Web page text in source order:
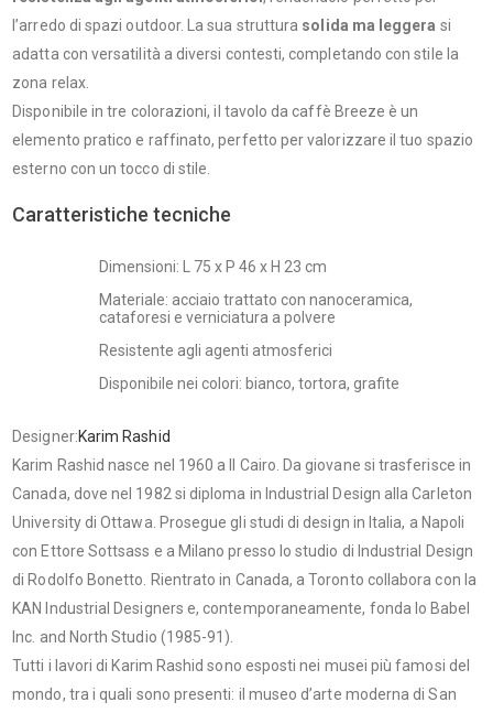
l’arredo di spazi outdoor. La sua struttura solida ma leggera si
adatta con versatilità a diversi contesti, completando con stile la
zona relax.
Disponibile in tre colorazioni, il tavolo da caffè Breeze è un
elemento pratico e raffinato, perfetto per valorizzare il tuo spazio
esterno con un tocco di stile.
Caratteristiche tecniche
Dimensioni: L 75 x P 46 x H 23 cm
Materiale: acciaio trattato con nanoceramica,
cataforesi e verniciatura a polvere
Resistente agli agenti atmosferici
Disponibile nei colori: bianco, tortora, grafite
Designer:Karim Rashid
Karim Rashid nasce nel 1960 a Il Cairo. Da giovane si trasferisce in
Canada, dove nel 1982 si diploma in Industrial Design alla Carleton
University di Ottawa. Prosegue gli studi di design in Italia, a Napoli
con Ettore Sottsass e a Milano presso lo studio di Industrial Design
di Rodolfo Bonetto. Rientrato in Canada, a Toronto collabora con la
KAN Industrial Designers e, contemporaneamente, fonda lo Babel
Inc. and North Studio (1985-91).
Tutti i lavori di Karim Rashid sono esposti nei musei più famosi del
mondo, tra i quali sono presenti: il museo d’arte moderna di San